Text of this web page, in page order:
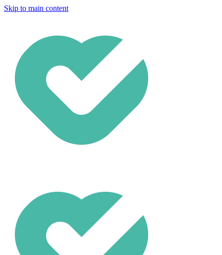
Skip to main content